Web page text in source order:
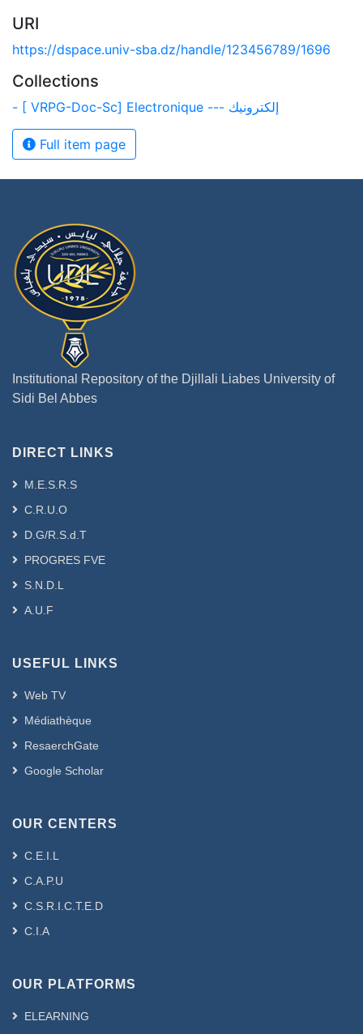
URI
https://dspace.univ-sba.dz/handle/123456789/1696
Collections
- [ VRPG-Doc-Sc] Electronique --- إلكترونيك
Full item page
Institutional Repository of the Djillali Liabes University of
Sidi Bel Abbes
DIRECT LINKS
M.E.S.R.S
C.R.U.O
D.G/R.S.d.T
PROGRES FVE
S.N.D.L
A.U.F
USEFUL LINKS
Web TV
Médiathèque
ResaerchGate
Google Scholar
OUR CENTERS
C.E.I.L
C.A.P.U
C.S.R.I.C.T.E.D
C.I.A
OUR PLATFORMS
ELEARNING